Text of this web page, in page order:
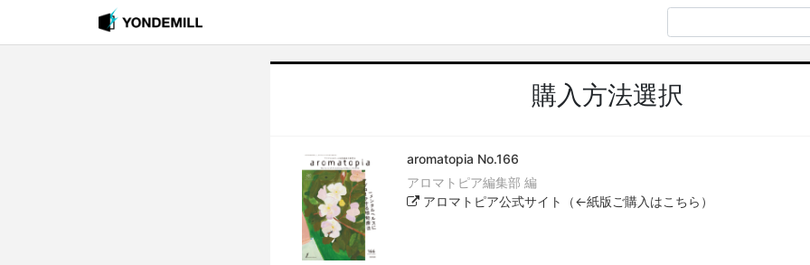
購入方法選択
aromatopia No.166
アロマトピア編集部 編
アロマトピア公式サイト（←紙版ご購入はこちら）